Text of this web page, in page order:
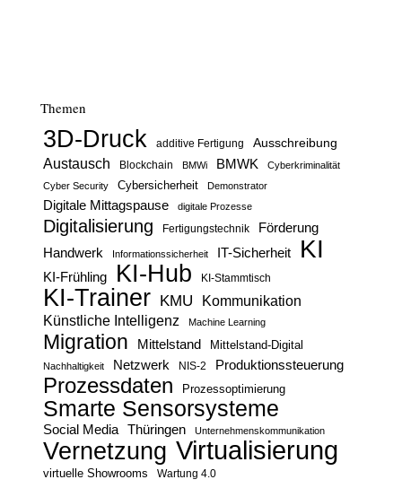
Themen
3D-Druck additive Fertigung Ausschreibung
Austausch Blockchain BMWi BMWK
Cyberkriminalität
Cyber Security
Cybersicherheit Demonstrator
Digitale Mittagspause digitale Prozesse
Digitalisierung Fertigungstechnik Förderung
Handwerk Informationssicherheit IT-Sicherheit KI
KI-Frühling KI-Hub KI-Stammtisch
KI-Trainer KMU
Kommunikation
Künstliche Intelligenz
Machine Learning
Migration Mittelstand Mittelstand-Digital
Nachhaltigkeit Netzwerk NIS-2 Produktionssteuerung
Prozessdaten Prozessoptimierung
Smarte Sensorsysteme
Social Media Thüringen Unternehmenskommunikation
Vernetzung Virtualisierung
virtuelle Showrooms Wartung 4.0